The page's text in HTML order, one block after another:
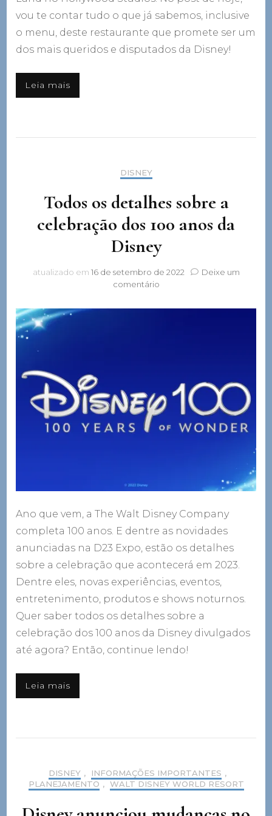
vou te contar tudo o que já sabemos, inclusive
o menu, deste restaurante que promete ser um
dos mais queridos e disputados da Disney!
Leia mais
DISNEY
Todos os detalhes sobre a
celebração dos 100 anos da
Disney
atualizado em 16 de setembro de 2022
Deixe um
comentárioem
os
anos
da
Disney
Ano que vem, a The Walt Disney Company
completa 100 anos. E dentre as novidades
anunciadas na D23 Expo, estão os detalhes
sobre a celebração que acontecerá em 2023.
Dentre eles, novas experiências, eventos,
entretenimento, produtos e shows noturnos.
Quer saber todos os detalhes sobre a
celebração dos 100 anos da Disney divulgados
até agora? Então, continue lendo!
Leia mais
DISNEY , INFORMAÇÕES IMPORTANTES ,
PLANEJAMENTO , WALT DISNEY WORLD RESORT